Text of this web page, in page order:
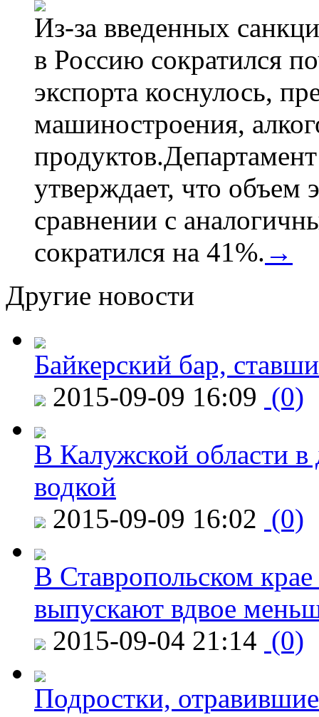
Из-за введенных
в Россию сократился
экспорта коснулось,
машиностроения,
утверждает, что объем
сравнении с
сократился на 41%. →
Другие новости
Байкерский бар,
2015-09-09 16:09 (0)
В Калужской области в
водкой
2015-09-09 16:02 (0)
В Ставропольском
выпускают вдвое
2015-09-04 21:14 (0)
Подростки,